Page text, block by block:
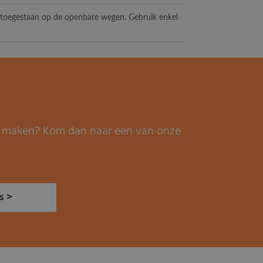
op de openbare wegen. Gebruik enkel
Kom dan naar een van onze
>